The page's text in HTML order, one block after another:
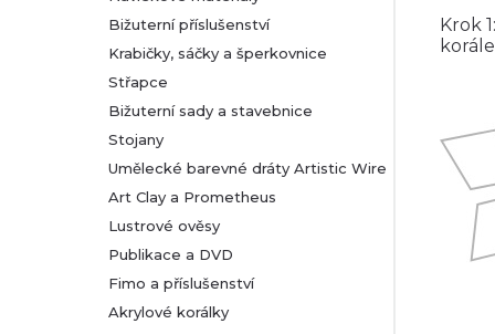
a
n
e
l
Bižuterní příslušenství
Krabičky, sáčky a šperkovnice
Střapce
Bižuterní sady a stavebnice
Stojany
Umělecké barevné dráty Artistic Wire
Art Clay a Prometheus
Lustrové ověsy
Publikace a DVD
Fimo a příslušenství
Akrylové korálky
Krok